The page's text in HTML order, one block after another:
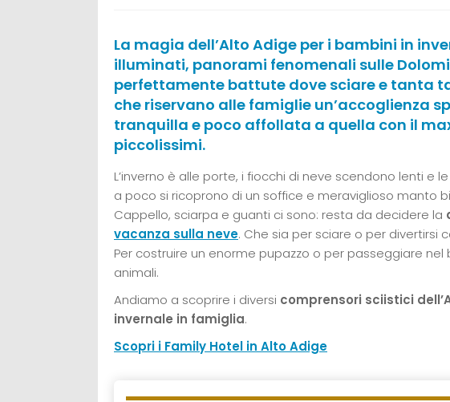
La magia dell’Alto Adige per i bambini in
illuminati, panorami fenomenali sulle
perfettamente battute dove sciare e tanta
che riservano alle famiglie un’accoglienza
tranquilla e poco affollata a quella con il
piccolissimi.
L’inverno è alle porte, i fiocchi di neve scendono lenti e le
a poco si ricoprono di un soffice e meraviglioso manto
Cappello, sciarpa e guanti ci sono: resta da decidere la
vacanza sulla neve. Che sia per sciare o per divertirsi
Per costruire un enorme pupazzo o per passeggiare
animali.
Andiamo a scoprire i diversi comprensori sciistici
invernale in famiglia.
Scopri i Family Hotel in Alto Adige